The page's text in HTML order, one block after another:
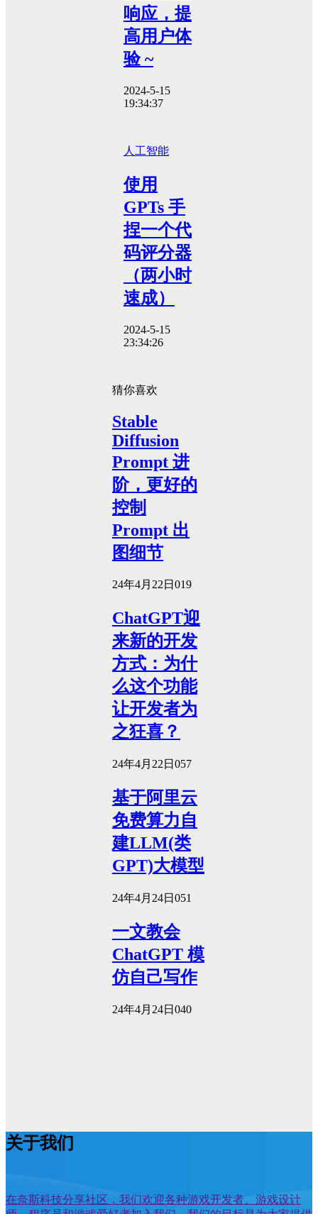
响应，提
高用户体
验 ~
2024-5-15
19:34:37
人工智能
使用
GPTs 手
捏一个代
码评分器
（两小时
速成）
2024-5-15
23:34:26
猜你喜欢
Stable
Diffusion
Prompt 进
阶，更好的
控制
Prompt 出
图细节
24年4月22日 019
ChatGPT迎
来新的开发
方式：为什
么这个功能
让开发者为
之狂喜？
24年4月22日 057
基于阿里云
免费算力自
建LLM(类
GPT)大模型
24年4月24日 051
一文教会
ChatGPT 模
仿自己写作
24年4月24日 040
关于我们
在奈斯科技分享社区，我们欢迎各种游戏开发者、游戏设计